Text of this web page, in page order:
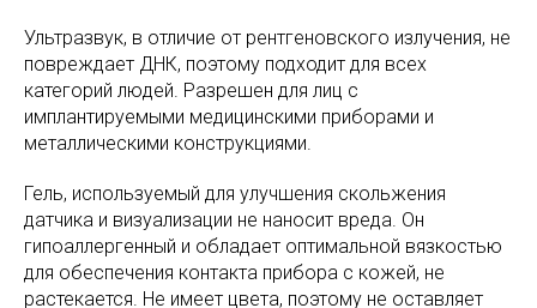
Ультразвук, в отличие от рентгеновского излучения, не
повреждает ДНК, поэтому подходит для всех
категорий людей. Разрешен для лиц с
имплантируемыми медицинскими приборами и
металлическими конструкциями.
Гель, используемый для улучшения скольжения
датчика и визуализации не наносит вреда. Он
гипоаллергенный и обладает оптимальной вязкостью
для обеспечения контакта прибора с кожей, не
растекается. Не имеет цвета, поэтому не оставляет